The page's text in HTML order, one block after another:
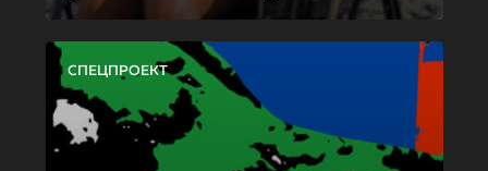
СПЕЦПРОЕКТ